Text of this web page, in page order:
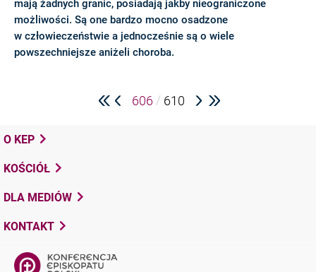
mają żadnych granic, posiadają jakby nieograniczone
możliwości. Są one bardzo mocno osadzone
w człowieczeństwie a jednocześnie są o wiele
powszechniejsze aniżeli choroba.
606 / 610
O KEP
KOŚCIÓŁ
DLA MEDIÓW
KONTAKT